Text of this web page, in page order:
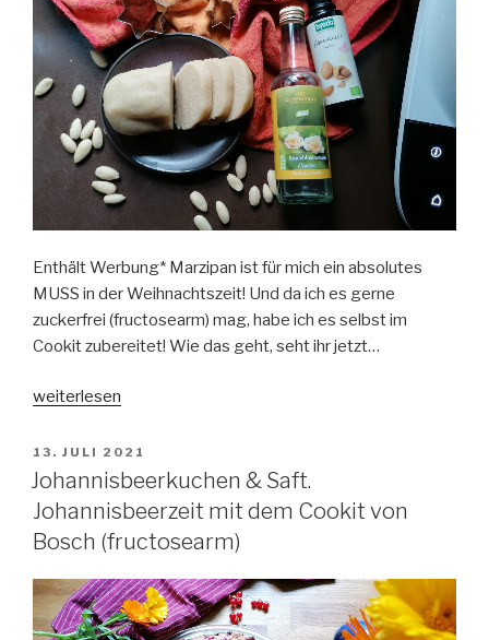
Enthält Werbung* Marzipan ist für mich ein absolutes
MUSS in der Weihnachtszeit! Und da ich es gerne
zuckerfrei (fructosearm) mag, habe ich es selbst im
Cookit zubereitet! Wie das geht, seht ihr jetzt…
„Marzipan
dem
Cookit
von
(zuckerfrei)“
weiterlesen
VERÖFFENTLICHT
AM
13. JULI 2021
Johannisbeerkuchen & Saft.
Johannisbeerzeit mit dem Cookit von
Bosch (fructosearm)